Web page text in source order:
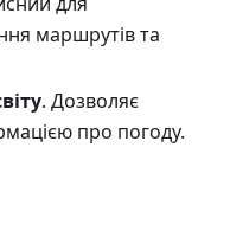
маршрутів та
. Дозволяє
про погоду.